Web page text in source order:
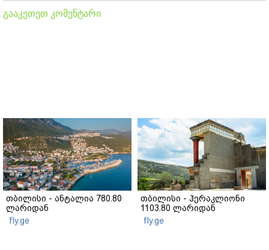
გააკეთეთ კომენტარი
თბილისი - ანტალია 780.80
ლარიდან
fly.ge
თბილისი - ჰერაკლიონი
1103.80 ლარიდან
fly.ge